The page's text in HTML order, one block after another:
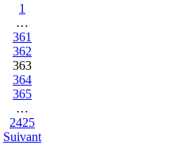
1
…
361
362
363
364
365
…
2425
Suivant